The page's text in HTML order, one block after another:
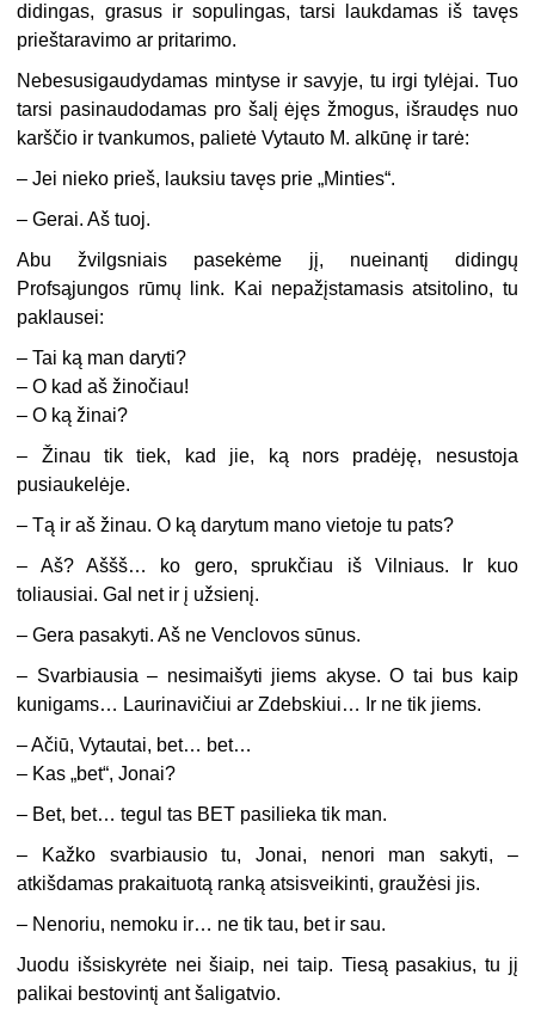
didingas, grasus ir sopulingas, tarsi laukdamas iš tavęs
prieštaravimo ar pritarimo.
Nebesusigaudydamas mintyse ir savyje, tu irgi tylėjai. Tuo
tarsi pasinaudodamas pro šalį ėjęs žmogus, išraudęs nuo
karščio ir tvankumos, palietė Vytauto M. alkūnę ir tarė:
– Jei nieko prieš, lauksiu tavęs prie „Minties“.
– Gerai. Aš tuoj.
Abu žvilgsniais pasekėme jį, nueinantį didingų
Profsąjungos rūmų link. Kai nepažįstamasis atsitolino, tu
paklausei:
– Tai ką man daryti?
– O kad aš žinočiau!
– O ką žinai?
– Žinau tik tiek, kad jie, ką nors pradėję, nesustoja
pusiaukelėje.
– Tą ir aš žinau. O ką darytum mano vietoje tu pats?
– Aš? Aššš… ko gero, sprukčiau iš Vilniaus. Ir kuo
toliausiai. Gal net ir į užsienį.
– Gera pasakyti. Aš ne Venclovos sūnus.
– Svarbiausia – nesimaišyti jiems akyse. O tai bus kaip
kunigams… Laurinavičiui ar Zdebskiui… Ir ne tik jiems.
– Ačiū, Vytautai, bet… bet…
– Kas „bet“, Jonai?
– Bet, bet… tegul tas BET pasilieka tik man.
– Kažko svarbiausio tu, Jonai, nenori man sakyti, –
atkišdamas prakaituotą ranką atsisveikinti, graužėsi jis.
– Nenoriu, nemoku ir… ne tik tau, bet ir sau.
Juodu išsiskyrėte nei šiaip, nei taip. Tiesą pasakius, tu jį
palikai bestovintį ant šaligatvio.